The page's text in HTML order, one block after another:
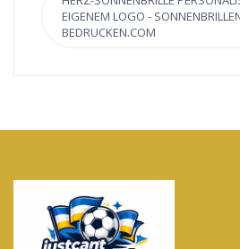
EIGENEM LOGO -
BEDRUCKEN.COM